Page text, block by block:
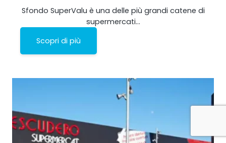
Sfondo SuperValu è una delle più grandi catene di
supermercati…
Scopri di più